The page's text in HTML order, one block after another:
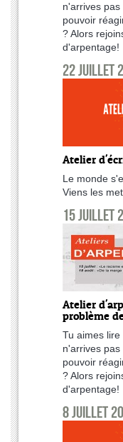
n'arrives
pouvoir
? Alors
d'arpentage!
22 juillet
Atelier
Le monde
Viens les
15 juillet
Atelier
problème
Tu aimes
n'arrives
pouvoir
? Alors
d'arpentage!
8 juillet